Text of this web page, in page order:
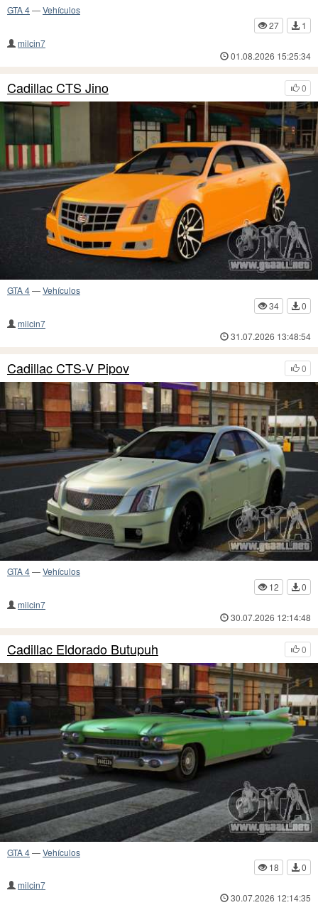
GTA 4—Vehículos
27
1
milcin7
01.08.2026 15:25:34
0
Cadillac CTS Jino
GTA 4—Vehículos
34
0
milcin7
31.07.2026 13:48:54
0
Cadillac CTS-V Pipov
GTA 4—Vehículos
12
0
milcin7
30.07.2026 12:14:48
0
Cadillac Eldorado Butupuh
GTA 4—Vehículos
18
0
milcin7
30.07.2026 12:14:35